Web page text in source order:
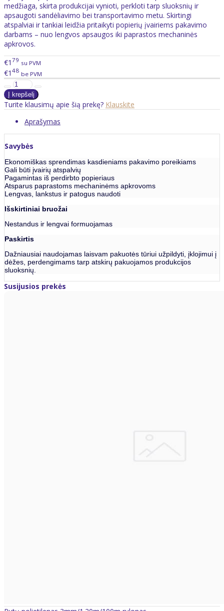
medžiaga, skirta produkcijai vynioti, perkloti tarp sluoksnių ir
apsaugoti sandėliavimo bei transportavimo metu. Skirtingi
atspalviai ir tankiai leidžia pritaikyti popierių įvairiems pakavimo
darbams – nuo lengvos apsaugos iki paprastos mechaninės
apkrovos.
€1 79 su PVM
€1 48 be PVM
Turite klausimų apie šią prekę? Klauskite
Aprašymas
Savybės
Ekonomiškas sprendimas kasdieniams pakavimo poreikiams
Gali būti įvairių atspalvių
Pagamintas iš perdirbto popieriaus
Atsparus paprastoms mechaninėms apkrovoms
Lengvas, lankstus ir patogus naudoti
Išskirtiniai bruožai
Nestandus ir lengvai formuojamas
Paskirtis
Dažniausiai naudojamas laisvam pakuotės tūriui užpildyti, įklojimui į
dėžes, perdengimams tarp atskirų pakuojamos produkcijos
sluoksnių.
Susijusios prekės